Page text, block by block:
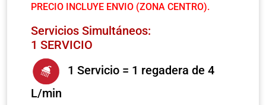
PRECIO INCLUYE ENVIO (ZONA CENTRO).
Servicios Simultáneos:
1 SERVICIO
1 Servicio = 1 regadera de 4
L/min